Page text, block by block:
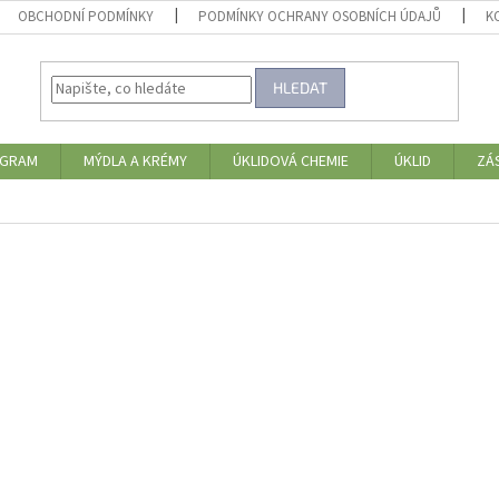
OBCHODNÍ PODMÍNKY PODMÍNKY OCHRANY OSOBNÍCH ÚDAJŮ
HLEDAT
MÝDLA A KRÉMY ÚKLIDOVÁ CHEMIE ÚKLID